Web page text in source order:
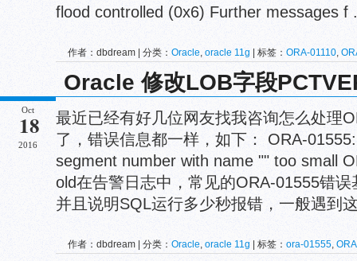
flood controlled (0x6) Further messages f
作者：dbdream | 分类： Oracle, oracle 11g | 标签： ORA-01110,
Oracle 修改LOB字段
Oct
18
2016
最近已经有好几位网友找我咨询怎么处理
了，错误信息都一样，如下： ORA-
segment number with name "" too small
old在告警日志中，常见的ORA-01555错
并且说明SQL运行多少秒报错，一般遇到
作者：dbdream | 分类： Oracle, oracle 11g | 标签： ora-01555,